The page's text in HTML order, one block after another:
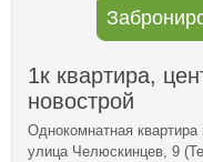
1к квартира,
новострой
Однокомнатная квартира
улица Челюскинцев, 9